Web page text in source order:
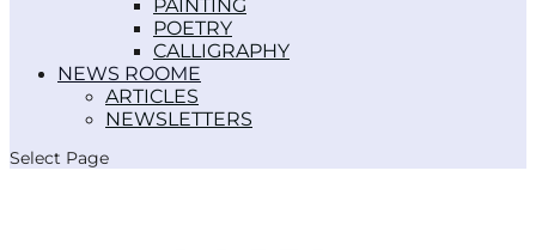
PAINTING
POETRY
CALLIGRAPHY
NEWS ROOM
ARTICLES
NEWSLETTERS
Select Page